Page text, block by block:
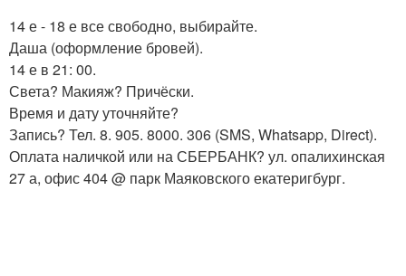
14 е - 18 е все свободно, выбирайте.
Даша (оформление бровей).
14 е в 21: 00.
Света? Макияж? Причёски.
Время и дату уточняйте?
Запись? Тел. 8. 905. 8000. 306 (SMS, Whatsapp, Direct).
Оплата наличкой или на СБЕРБАНК? ул. опалихинская
27 а, офис 404 @ парк Маяковского екатеригбург.